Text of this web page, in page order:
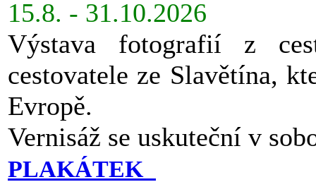
15.8. - 31.10.2026
Výstava fotografií z
cestovatele ze Slavětína,
Evropě.
Vernisáž se uskuteční v
PLAKÁTEK